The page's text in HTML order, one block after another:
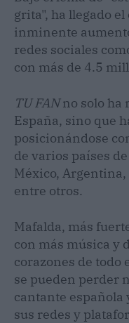
grita", ha llegado
inminente
redes sociales
con más de 4.5
TU FANno solo ha
España, sino que
posicionándose
de varios países
México, Argentina,
entre otros.
Mafalda, más
con más música y
corazones de todo
se pueden perder
cantante española
sus redes y